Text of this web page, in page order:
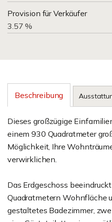
Provision für Verkäufer
3.57 %
Beschreibung
Dieses großzügige
einem 930 Quadratmeter
Möglichkeit, Ihre
verwirklichen.
Das Erdgeschoss
Quadratmetern Wohnfläche
gestaltetes Badezimmer,